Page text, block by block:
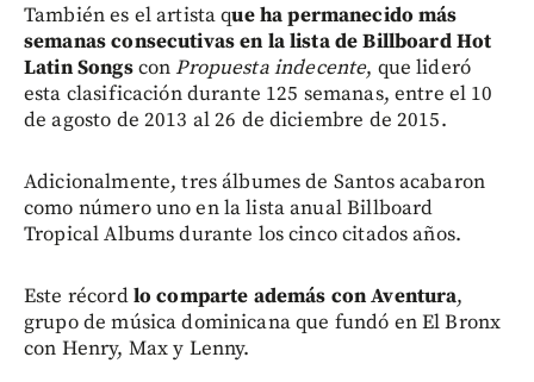
También es el artista que ha permanecido más
semanas consecutivas en la lista de Billboard Hot
Latin SongsconPropuesta indecente, que lideró
esta clasificación durante 125 semanas, entre el 10
de agosto de 2013 al 26 de diciembre de 2015.
Adicionalmente, tres álbumes de Santos acabaron
como número uno en la lista anual Billboard
Tropical Albums durante los cinco citados años.
Este récordlo comparte además con Aventura,
grupo de música dominicana que fundó en El Bronx
con Henry, Max y Lenny.